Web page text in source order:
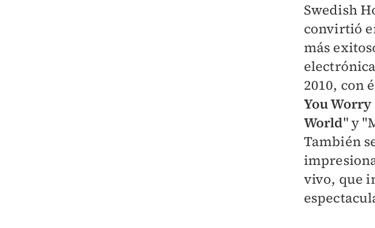
Swedish
convirtió
más
2010, con
You
World" y
También
vivo, que